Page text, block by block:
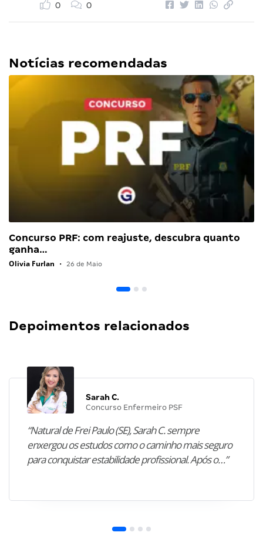
0 0
Notícias recomendadas
Concurso PRF: com reajuste, descubra quanto
ganha…
Olivia Furlan • 26 de Maio
Depoimentos relacionados
Sarah C.
Concurso Enfermeiro PSF
“Natural de Frei Paulo (SE), Sarah C. sempre
enxergou os estudos como o caminho mais seguro
para conquistar estabilidade profissional. Após o…”